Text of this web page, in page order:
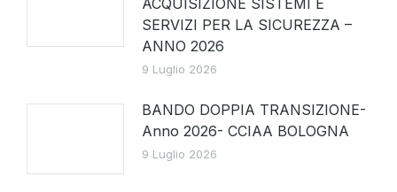
ACQUISIZIONE SISTEMI E
SERVIZI PER LA SICUREZZA –
ANNO 2026
9 Luglio 2026
BANDO DOPPIA TRANSIZIONE-
Anno 2026- CCIAA BOLOGNA
9 Luglio 2026